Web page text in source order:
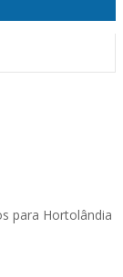
para Hortolândia